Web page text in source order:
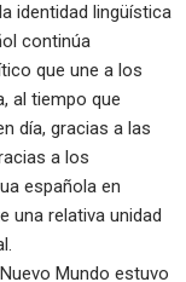
identidad lingüística
continúa
que une a los
al tiempo que
día, gracias a las
a los
española en
una relativa unidad
Mundo estuvo